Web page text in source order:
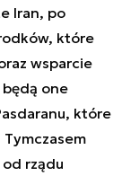
Iran, po
które
wsparcie
one
które
rządu